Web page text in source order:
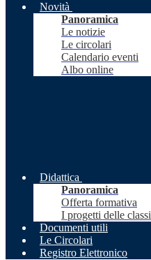
Novità
Panoramica
Le notizie
Le circolari
Calendario eventi
Albo online
Didattica
Panoramica
Offerta formativa
I progetti delle classi
Documenti utili
Le Circolari
Registro Elettronico